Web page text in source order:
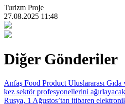
Turizm Proje
27.08.2025 11:48
Diğer Gönderiler
Anfaş Food Product Uluslararası Gıda
kez sektör profesyonellerini ağırlayacak
Rusya, 1 Ağustos’tan itibaren